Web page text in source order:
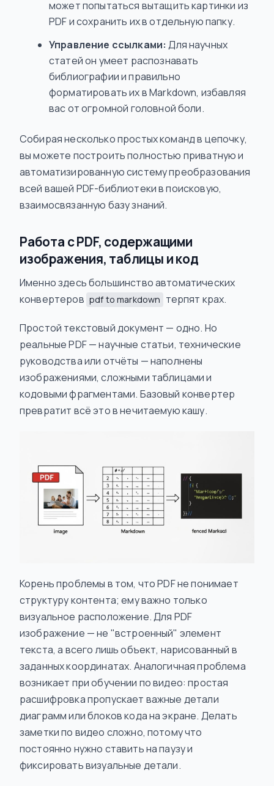
может попытаться вытащить картинки из
PDF и сохранить их в отдельную папку.
Управление ссылками: Для научных
статей он умеет распознавать
библиографии и правильно
форматировать их в Markdown, избавляя
вас от огромной головной боли.
Собирая несколько простых команд в цепочку,
вы можете построить полностью приватную и
автоматизированную систему преобразования
всей вашей PDF-библиотеки в поисковую,
взаимосвязанную базу знаний.
Работа с PDF, содержащими
изображения, таблицы и код
Именно здесь большинство автоматических
конвертеров pdf to markdown терпят крах.
Простой текстовый документ — одно. Но
реальные PDF — научные статьи, технические
руководства или отчёты — наполнены
изображениями, сложными таблицами и
кодовыми фрагментами. Базовый конвертер
превратит всё это в нечитаемую кашу.
Корень проблемы в том, что PDF не понимает
структуру контента; ему важно только
визуальное расположение. Для PDF
изображение — не "встроенный" элемент
текста, а всего лишь объект, нарисованный в
заданных координатах. Аналогичная проблема
возникает при обучении по видео: простая
расшифровка пропускает важные детали
диаграмм или блоков кода на экране. Делать
заметки по видео сложно, потому что
постоянно нужно ставить на паузу и
фиксировать визуальные детали.